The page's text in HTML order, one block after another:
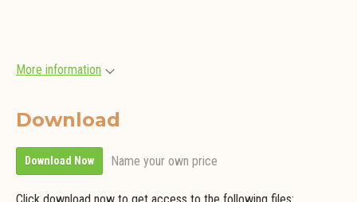
More information
Download
Download Now Name your own price
Click download now to get access to the following files: